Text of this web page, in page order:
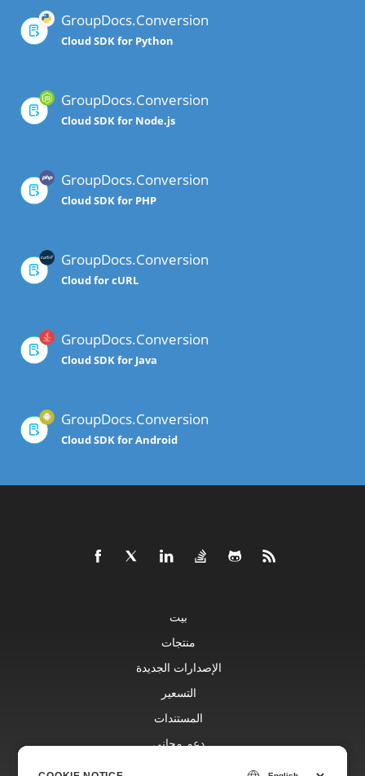
GroupDocs.Conversion
Cloud SDK for Python
GroupDocs.Conversion
Cloud SDK for Node.js
GroupDocs.Conversion
Cloud SDK for PHP
GroupDocs.Conversion
Cloud for cURL
GroupDocs.Conversion
Cloud SDK for Java
GroupDocs.Conversion
Cloud SDK for Android
بيت
منتجات
الإصدارات الجديدة
التسعير
المستندات
دعم مجاني